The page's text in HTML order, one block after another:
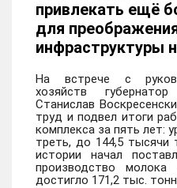
привлекать ещё
для
инфраструктуры
На встрече с
хозяйств
Станислав
труд и подвел итоги
комплекса за пять лет:
треть, до 144,5 тысячи
истории начал
производство
достигло 171,2 тыс.